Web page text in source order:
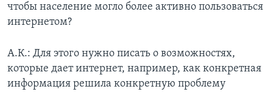
чтобы население могло более активно пользоваться
интернетом?
А.К.: Для этого нужно писать о возможностях,
которые дает интернет, например, как конкретная
информация решила конкретную проблему